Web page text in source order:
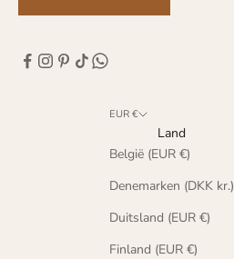
EUR €
Land
België (EUR €)
Denemarken (DKK kr.)
Duitsland (EUR €)
Finland (EUR €)